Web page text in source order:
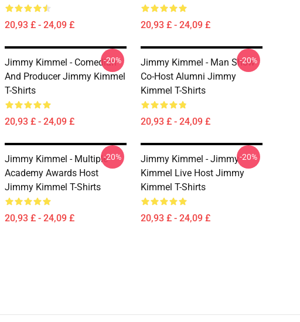
20,93 £ - 24,09 £ 20,93 £ - 24,09 £
Jimmy Kimmel - Comedian
And Producer Jimmy Kimmel
T-Shirts
20,93 £ - 24,09 £
-20%
Jimmy Kimmel - Man Show
Co-Host Alumni Jimmy
Kimmel T-Shirts
20,93 £ - 24,09 £
-20%
Jimmy Kimmel - Multiple
Academy Awards Host
Jimmy Kimmel T-Shirts
20,93 £ - 24,09 £
-20%
Jimmy Kimmel - Jimmy
Kimmel Live Host Jimmy
Kimmel T-Shirts
20,93 £ - 24,09 £
-20%